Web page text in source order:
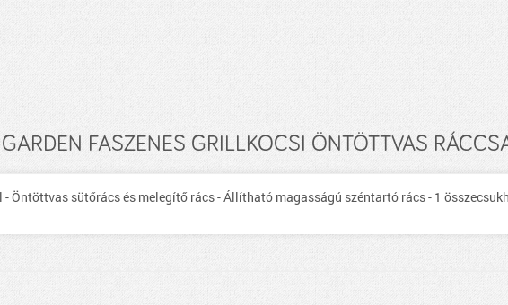
FASZENES GRILLKOCSI ÖNTÖTTVAS
Öntöttvas sütőrács és melegítő rács - Állítható magasságú széntartó rács - 1